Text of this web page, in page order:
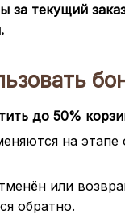
за текущий
до 50%
на этапе
или
обратно.